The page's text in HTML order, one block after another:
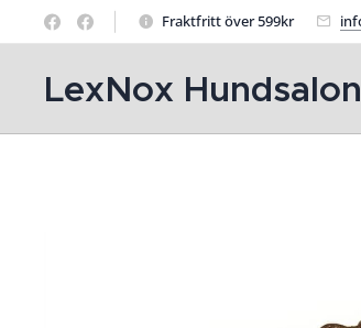
Fraktfritt över 599kr
LexNox